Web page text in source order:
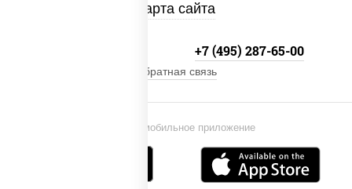
Карта сайта
Установи мобильное приложение
+7 (495) 287-65-00
Обратная связь